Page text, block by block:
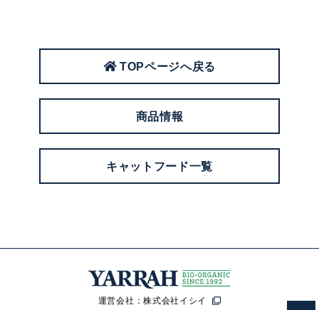
TOPページへ戻る
商品情報
キャットフード一覧
運営会社：株式会社イシイ